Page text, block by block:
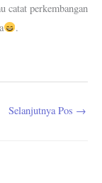
catat perkembangan
.
Selanjutnya Pos →